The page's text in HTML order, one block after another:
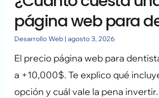
página web para
Desarrollo Web |agosto 3, 2026
El precio página web para
a +10,000$. Te explico qué
opción y cuál vale la pena invertir.